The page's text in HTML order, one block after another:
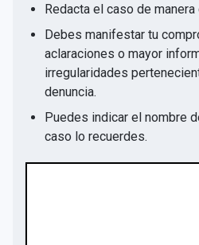
Redacta el caso de
Debes manifestar tu
aclaraciones o mayor
irregularidades
denuncia.
Puedes indicar el nombre
caso lo recuerdes.